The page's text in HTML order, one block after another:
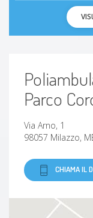
Malattia
Parco
Via Arno, 1
98057 Milazzo,
CHIAMA IL